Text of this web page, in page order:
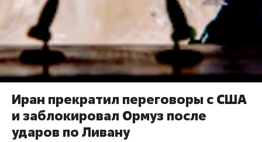
Иран прекратил переговоры с США
и заблокировал Ормуз после
ударов по Ливану